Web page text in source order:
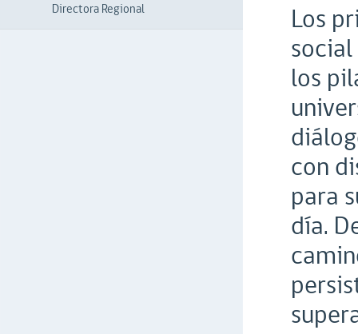
Directora Regional
Los
los
con
para
día.